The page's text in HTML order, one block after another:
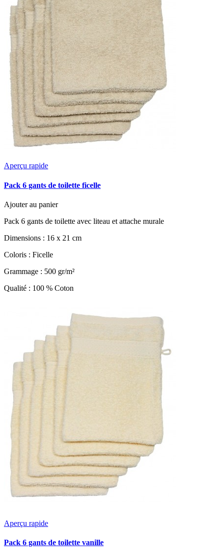
Aperçu rapide
Pack 6 gants de toilette ficelle
Ajouter au panier
Pack 6 gants de toilette avec liteau et attache murale
Dimensions : 16 x 21 cm
Coloris : Ficelle
Grammage : 500 gr/m²
Qualité : 100 % Coton
Aperçu rapide
Pack 6 gants de toilette vanille